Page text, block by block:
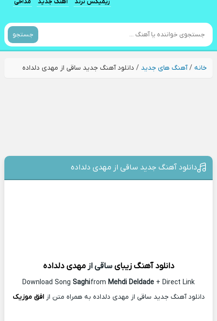
جستجو
خانه/آهنگ های جدید / دانلود آهنگ جدید ساقی از مهدی دلداده
دانلود آهنگ جدید ساقی از مهدی دلداده
دانلود آهنگ زیبای ساقی ازمهدی دلداده
Download Song Saghifrom Mehdi Deldade + Direct Link
دانلود آهنگ جدید ساقی از مهدی دلداده به همراه متن ازافق موزیک